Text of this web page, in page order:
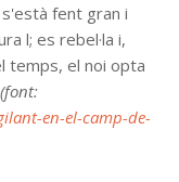
fent gran i
l; es rebel·la i,
temps, el noi opta
(font:
en-el-camp-de-